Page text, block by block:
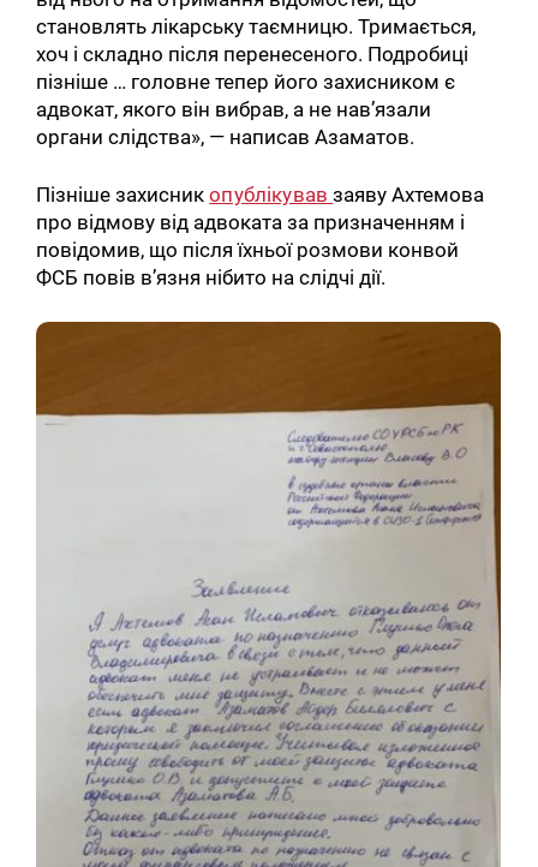
становлять лікарську таємницю. Тримається,
хоч і складно після перенесеного. Подробиці
пізніше … головне тепер його захисником є ​​
адвокат, якого він вибрав, а не нав’язали
органи слідства», — написав Азаматов.
Пізніше захисникопублікувавзаяву Ахтемова
про відмову від адвоката за призначенням і
повідомив, що після їхньої розмови конвой
ФСБ повів в’язня нібито на слідчі дії.